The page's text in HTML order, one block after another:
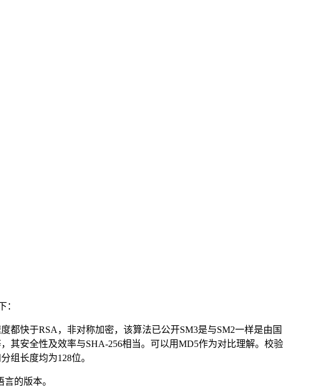
：
都快于RSA，非对称加密，该算法已公开SM3是与SM2一样是由国
其安全性及效率与SHA-256相当。可以用MD5作为对比理解。校验
组长度均为128位。
的版本。